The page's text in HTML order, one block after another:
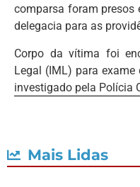
comparsa foram presos
delegacia para as
Corpo da vítima foi
Legal (IML) para exame
investigado pela Polícia
Mais Lidas